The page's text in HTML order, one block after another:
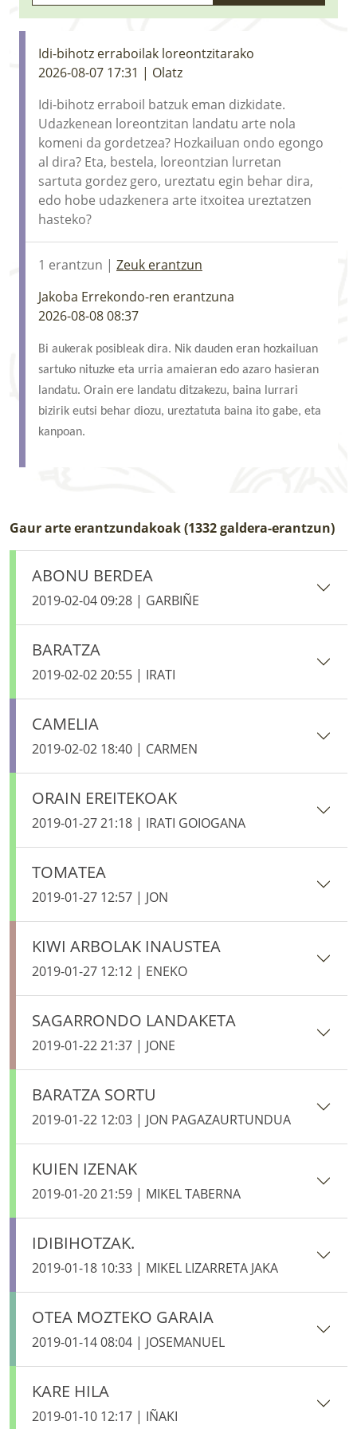
LURRAREN AGENDA
AZOKA
Idi-bihotz erraboilak loreontzitarako
2026-08-07 17:31 | Olatz
Idi-bihotz erraboil batzuk eman dizkidate.
Udazkenean loreontzitan landatu arte nola
komeni da gordetzea? Hozkailuan ondo egongo
al dira? Eta, bestela, loreontzian lurretan
sartuta gordez gero, ureztatu egin behar dira,
edo hobe udazkenera arte itxoitea ureztatzen
hasteko?
1 erantzun | Zeuk erantzun
Jakoba Errekondo-ren erantzuna
2026-08-08 08:37
Bi aukerak posibleak dira. Nik dauden eran hozkailuan
sartuko nituzke eta urria amaieran edo azaro hasieran
landatu. Orain ere landatu ditzakezu, baina lurrari
bizirik eutsi behar diozu, ureztatuta baina ito gabe, eta
kanpoan.
Gaur arte erantzundakoak (1332 galdera-erantzun)
ABONU BERDEA
2019-02-04 09:28 | GARBIÑE
BARATZA
2019-02-02 20:55 | IRATI
CAMELIA
2019-02-02 18:40 | CARMEN
ORAIN EREITEKOAK
2019-01-27 21:18 | IRATI GOIOGANA
TOMATEA
2019-01-27 12:57 | JON
KIWI ARBOLAK INAUSTEA
2019-01-27 12:12 | ENEKO
SAGARRONDO LANDAKETA
2019-01-22 21:37 | JONE
BARATZA SORTU
2019-01-22 12:03 | JON PAGAZAURTUNDUA
KUIEN IZENAK
2019-01-20 21:59 | MIKEL TABERNA
IDIBIHOTZAK.
2019-01-18 10:33 | MIKEL LIZARRETA JAKA
OTEA MOZTEKO GARAIA
2019-01-14 08:04 | JOSEMANUEL
KARE HILA
2019-01-10 12:17 | IÑAKI